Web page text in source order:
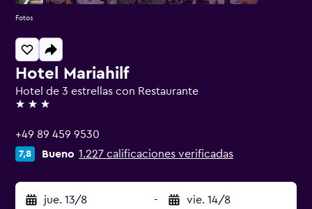
Hotel Mariahilf
Hotel de 3 estrellas con Restaurante
3 estrellas
+49 89 459 9530
7,8 Bueno 1.227 calificaciones verificadas
jue. 13/8 - vie. 14/8
Fotos